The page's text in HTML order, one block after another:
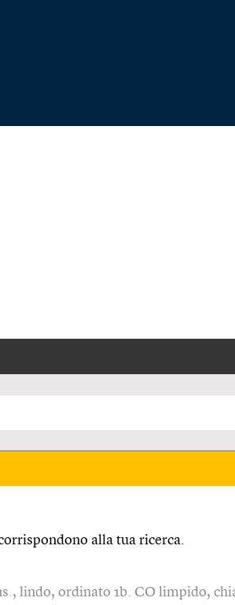
alla tua ricerca.
lindo, ordinato 1b. CO limpido,